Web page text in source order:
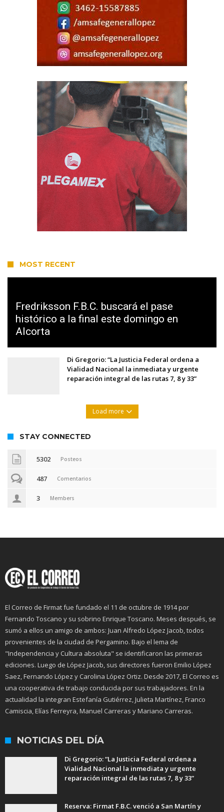
MOST RECENT
Fredriksson F.B.C. buscará el pase
histórico a la final este domingo en
Alcorta
Di Gregorio: “La Justicia Federal ordena a
Vialidad Nacional la inmediata y urgente
reparación integral de las rutas 7, 8 y 33”
Load more
STAY CONNECTED
5302 Posteos
487 Comentarios
3 Members
El Correo de Firmat fue fundado el 11 de octubre de 1914 por
Fernando Toscano y su sobrino Enrique Toscano. Meses después, se
sumó a ellos un amigo de ambos: Juan Alfredo López Jacob, todos
provenientes de la ciudad de Pergamino. Bajo el lema de
"Independencia y Cultura absoluta" se identificaron las primeras
ediciones. Luego de López Jacob, sus directores fueron Emilio López
Saez, Fernando López y Carolina López Ortiz. Desde 2017, El Correo es
una cooperativa de trabajo conducida por sus trabajadores. En la
actualidad la integran Estefanía Gutiérrez, Julieta Martínez, Franco
Camiscia, Elías Ferreyra, Manuel Carreras y Mariano Carreras.
NOTICIAS DEL DÍA
Di Gregorio: “La Justicia Federal ordena a
Vialidad Nacional la inmediata y urgente
reparación integral de las rutas 7, 8 y 33”
Reserva: Firmat F.B.C. venció a San Martín y